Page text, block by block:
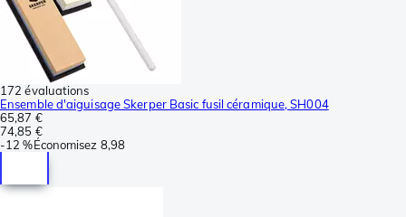
172 évaluations
Ensemble d'aiguisage Skerper Basic fusil céramique, SH004
65,87 €
74,85 €
-12 %Économisez 8,98